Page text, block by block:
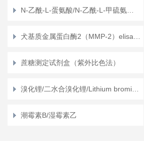
蔗糖测定试剂盒（紫外比色法）
潮霉素B/湿霉素乙